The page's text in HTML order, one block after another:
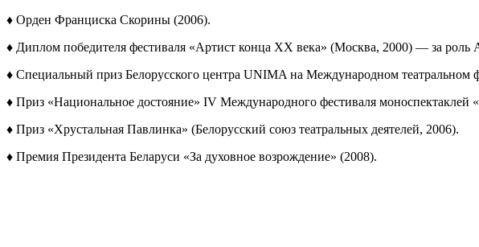
♦ Орден Франциска Скорины (2006).
♦ Диплом победителя фестиваля «Артист конца XX века» (Москва, 2000) — за
♦ Специальный приз Белорусского центра UNIMA на Между­народном театральном
♦ Приз «Национальное достояние» IV Международного фестиваля моноспектаклей
♦ Приз «Хрустальная Павлинка» (Белорусский союз театральных деятелей, 2006).
♦ Премия Президента Беларуси «За духовное возрождение» (2008).